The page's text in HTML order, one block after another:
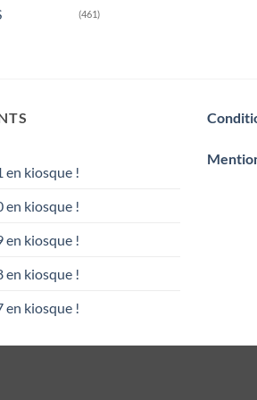
(461)
kiosque !
kiosque !
kiosque !
kiosque !
kiosque !